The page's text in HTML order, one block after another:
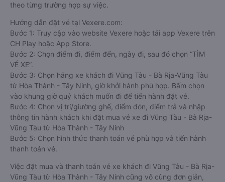
theo từng trường hợp sự việc.
Hướng dẫn đặt vé tại Vexere.com:
Bước 1: Truy cập vào website Vexere hoặc tải app Vexere trên
CH Play hoặc App Store.
Bước 2: Chọn điểm đi, điểm đến, ngày đi, sau đó chọn “TÌM
VÉ XE”.
Bước 3: Chọn hãng xe khách đi Vũng Tàu - Bà Rịa-Vũng Tàu
từ Hòa Thành - Tây Ninh, giờ khởi hành phù hợp. Bấm chọn
vào khung giờ quý khách muốn đi để tiến hành đặt vé.
Bước 4: Chọn vị trí/giường ghế, điểm đón, điểm trả và nhập
thông tin hành khách khi đặt mua vé xe đi Vũng Tàu - Bà Rịa-
Vũng Tàu từ Hòa Thành - Tây Ninh
Bước 5: Chọn hình thức thanh toán vé phù hợp và tiến hành
thanh toán vé.
Việc đặt mua và thanh toán vé xe khách đi Vũng Tàu - Bà Rịa-
Vũng Tàu từ Hòa Thành - Tây Ninh cũng vô cùng đơn giản,